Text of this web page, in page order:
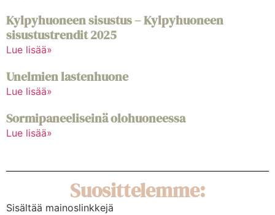
Kylpyhuoneen sisustus – Kylpyhuoneen
sisustustrendit 2025
Lue lisää»
Unelmien lastenhuone
Lue lisää»
Sormipaneeliseinä olohuoneessa
Lue lisää»
Suosittelemme:
Sisältää mainoslinkkejä